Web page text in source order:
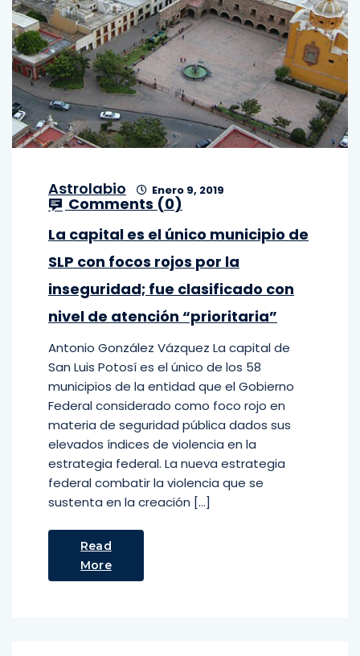
Astrolabio Enero 9, 2019
Comments (0)
La capital es el único municipio de
SLP con focos rojos por la
inseguridad; fue clasificado con
nivel de atención “prioritaria”
Antonio González Vázquez La capital de
San Luis Potosí es el único de los 58
municipios de la entidad que el Gobierno
Federal considerado como foco rojo en
materia de seguridad pública dados sus
elevados índices de violencia en la
estrategia federal. La nueva estrategia
federal combatir la violencia que se
sustenta en la creación […]
Read
More